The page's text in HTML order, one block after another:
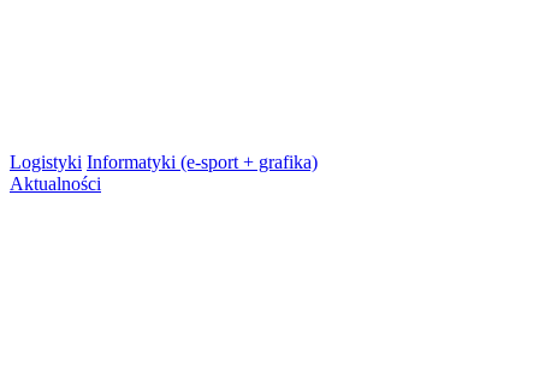
Logistyki Informatyki (e-sport + grafika)
Aktualności